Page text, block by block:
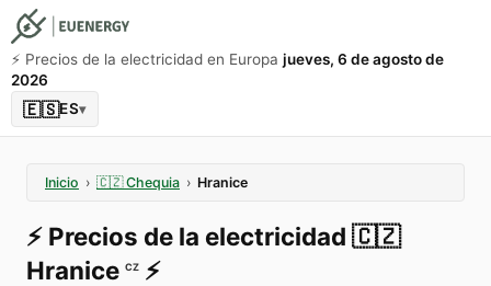
⚡️ Precios de la electricidad en Europa jueves, 6 de agosto de
2026
🇪🇸ES▾
Inicio › 🇨🇿 Chequia › Hranice
⚡️ Precios de la electricidad 🇨🇿
Hranice CZ ⚡️